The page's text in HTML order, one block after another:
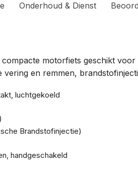
Onderhoud & Dienst
motorfiets geschikt voor
en remmen,
luchtgekoeld
Brandstofinjectie)
handgeschakeld